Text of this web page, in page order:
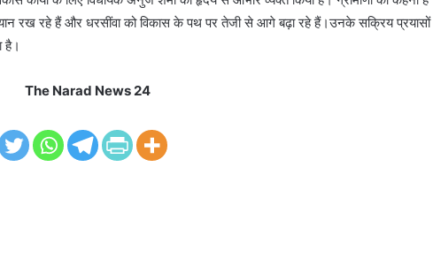
रख रहे हैं और धरसींवा को विकास के पथ पर तेजी से आगे बढ़ा रहे हैं।उनके सक्रिय प्रयासों
है।
The Narad News 24